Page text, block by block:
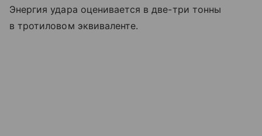
Энергия удара оценивается в две-три тонны
в тротиловом эквиваленте.